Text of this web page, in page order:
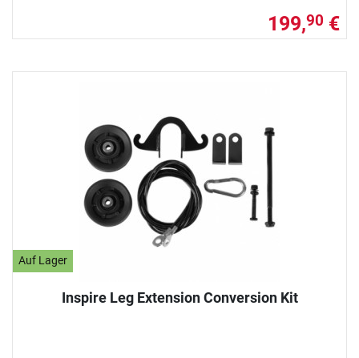
199,90 €
Auf Lager
Inspire Leg Extension Conversion Kit